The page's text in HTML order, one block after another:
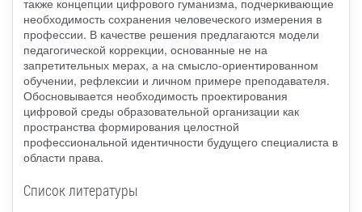
необходимость сохранения человеческого измерения в
профессии. В качестве решения предлагаются модели
педагогической коррекции, основанные не на
запретительных мерах, а на смысло-ориентированном
обучении, рефлексии и личном примере преподавателя.
Обосновывается необходимость проектирования
цифровой среды образовательной организации как
пространства формирования целостной
профессиональной идентичности будущего специалиста в
области права.
Список литературы